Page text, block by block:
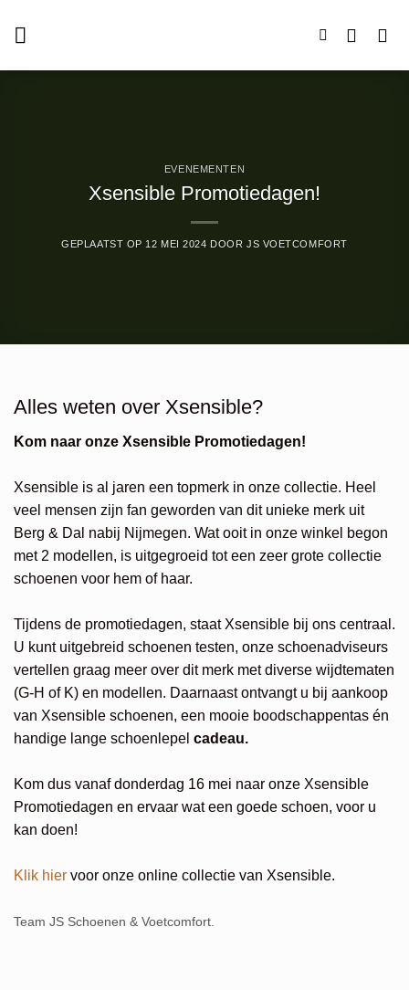
naar
EVENEMENTEN
Xsensible Promotiedagen!
GEPLAATST OP 12 MEI 2024 DOOR JS VOETCOMFORT
Alles weten over Xsensible?
Kom naar onze Xsensible Promotiedagen!
Xsensible is al jaren een topmerk in onze collectie. Heel
veel mensen zijn fan geworden van dit unieke merk uit
Berg & Dal nabij Nijmegen. Wat ooit in onze winkel begon
met 2 modellen, is uitgegroeid tot een zeer grote collectie
schoenen voor hem of haar.
Tijdens de promotiedagen, staat Xsensible bij ons centraal.
U kunt uitgebreid schoenen testen, onze schoenadviseurs
vertellen graag meer over dit merk met diverse wijdtematen
(G-H of K) en modellen. Daarnaast ontvangt u bij aankoop
van Xsensible schoenen, een mooie boodschappentas én
handige lange schoenlepel cadeau.
Kom dus vanaf donderdag 16 mei naar onze Xsensible
Promotiedagen en ervaar wat een goede schoen, voor u
kan doen!
Klik hier voor onze online collectie van Xsensible.
Team JS Schoenen & Voetcomfort.